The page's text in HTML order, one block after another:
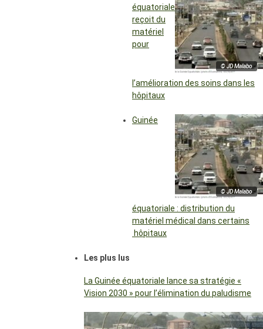
© JD Malabo
équatoriale
reçoit du
matériel
pour
l’amélioration des soins dans les
hôpitaux
© JD Malabo
Guinée
équatoriale : distribution du
matériel médical dans certains
hôpitaux
Les plus lus
La Guinée équatoriale lance sa stratégie «
Vision 2030 » pour l’élimination du paludisme